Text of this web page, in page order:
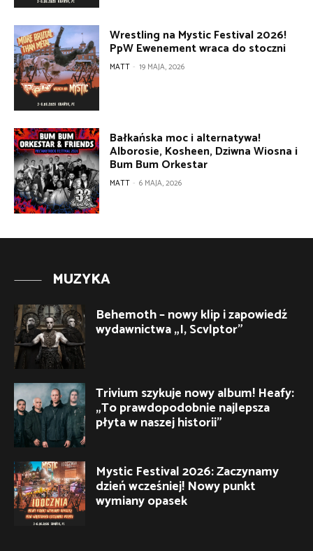
Wrestling na Mystic Festival 2026!
PpW Ewenement wraca do stoczni
MATT - 19 MAJA, 2026
Bałkańska moc i alternatywa!
Alborosie, Kosheen, Dziwna Wiosna i
Bum Bum Orkestar
MATT - 6 MAJA, 2026
MUZYKA
Behemoth – nowy klip i zapowiedź
wydawnictwa „I, Scvlptor”
Trivium szykuje nowy album! Heafy:
„To prawdopodobnie najlepsza
płyta w naszej historii”
Mystic Festival 2026: Zaczynamy
dzień wcześniej! Nowy punkt
wymiany opasek